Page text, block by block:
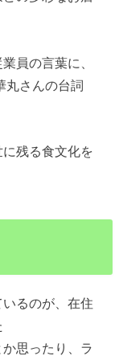
員の言葉に、
丸さんの台詞
残る食文化を
るのが、在住
思ったり、ラ